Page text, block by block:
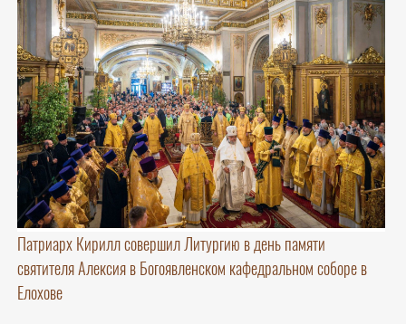
Патриарх Кирилл совершил Литургию в день памяти
святителя Алексия в Богоявленском кафедральном соборе в
Елохове